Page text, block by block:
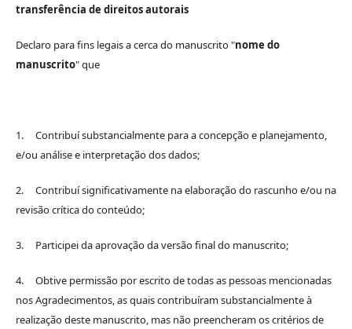
transferência de direitos autorais
Declaro para fins legais a cerca do manuscrito "nome do
manuscrito" que
1. Contribuí substancialmente para a concepção e planejamento,
e/ou análise e interpretação dos dados;
2. Contribuí significativamente na elaboração do rascunho e/ou na
revisão crítica do conteúdo;
3. Participei da aprovação da versão final do manuscrito;
4. Obtive permissão por escrito de todas as pessoas mencionadas
nos Agradecimentos, as quais contribuíram substancialmente à
realização deste manuscrito, mas não preencheram os critérios de